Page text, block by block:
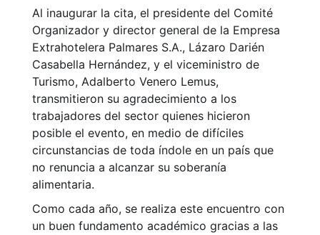
Al inaugurar la cita, el presidente del Comité
Organizador y director general de la Empresa
Extrahotelera Palmares S.A., Lázaro Darién
Casabella Hernández, y el viceministro de
Turismo, Adalberto Venero Lemus,
transmitieron su agradecimiento a los
trabajadores del sector quienes hicieron
posible el evento, en medio de difíciles
circunstancias de toda índole en un país que
no renuncia a alcanzar su soberanía
alimentaria.
Como cada año, se realiza este encuentro con
un buen fundamento académico gracias a las